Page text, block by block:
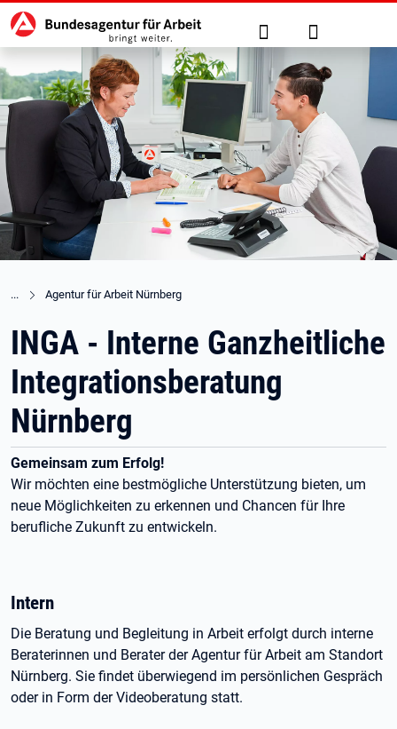
zu den Hauptinhalten springen
Hauptnavigation Suche Anmelden
Agentur für Arbeit Nürnberg
INGA - Interne Ganzheitliche
Integrationsberatung
Nürnberg
Gemeinsam zum Erfolg!
Wir möchten eine bestmögliche Unterstützung bieten, um
neue Möglichkeiten zu erkennen und Chancen für Ihre
berufliche Zukunft zu entwickeln.
Intern
Die Beratung und Begleitung in Arbeit erfolgt durch interne
Beraterinnen und Berater der Agentur für Arbeit am Standort
Nürnberg. Sie findet überwiegend im persönlichen Gespräch
oder in Form der Videoberatung statt.